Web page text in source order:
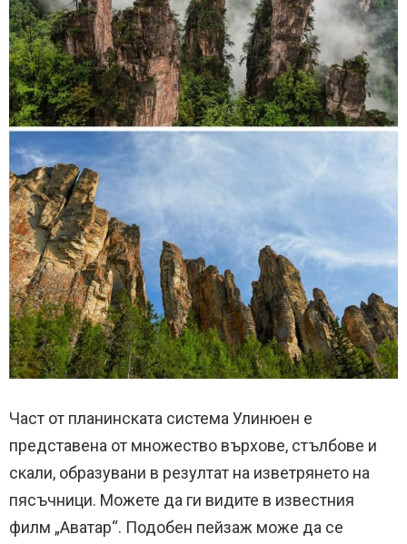
Част от планинската система Улинюен е
представена от множество върхове, стълбове и
скали, образувани в резултат на изветрянето на
пясъчници. Можете да ги видите в известния
филм „Аватар“. Подобен пейзаж може да се